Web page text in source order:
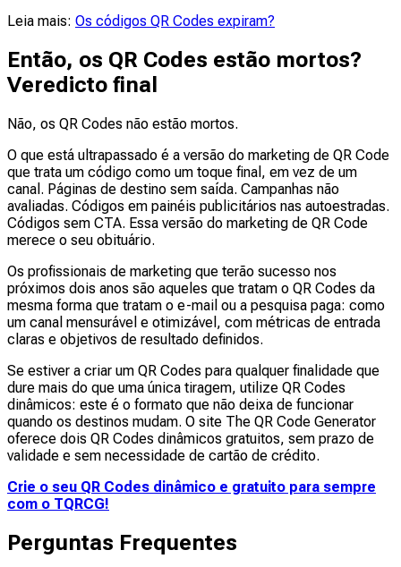
Leia mais: Os códigos QR Codes expiram?
Então, os QR Codes estão mortos?
Veredicto final
Não, os QR Codes não estão mortos.
O que está ultrapassado é a versão do marketing de QR Code
que trata um código como um toque final, em vez de um
canal. Páginas de destino sem saída. Campanhas não
avaliadas. Códigos em painéis publicitários nas autoestradas.
Códigos sem CTA. Essa versão do marketing de QR Code
merece o seu obituário.
Os profissionais de marketing que terão sucesso nos
próximos dois anos são aqueles que tratam o QR Codes da
mesma forma que tratam o e-mail ou a pesquisa paga: como
um canal mensurável e otimizável, com métricas de entrada
claras e objetivos de resultado definidos.
Se estiver a criar um QR Codes para qualquer finalidade que
dure mais do que uma única tiragem, utilize QR Codes
dinâmicos: este é o formato que não deixa de funcionar
quando os destinos mudam. O site The QR Code Generator
oferece dois QR Codes dinâmicos gratuitos, sem prazo de
validade e sem necessidade de cartão de crédito.
Crie o seu QR Codes dinâmico e gratuito para sempre
com o TQRCG!
Perguntas Frequentes